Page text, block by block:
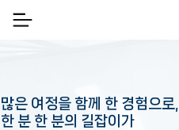
많은 여정을 함께 한 경험으로,
한 분 한 분의 길잡이가